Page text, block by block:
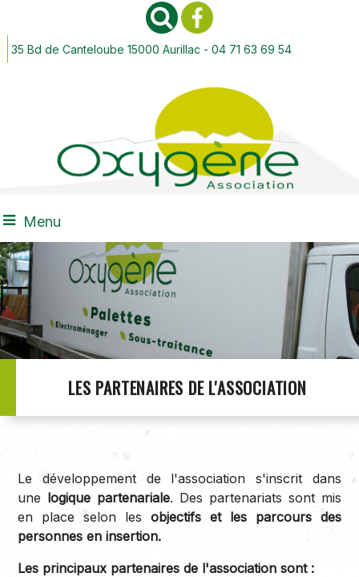
35 Bd de Canteloube 15000 Aurillac - 04 71 63 69 54
Menu
LES PARTENAIRES DE L'ASSOCIATION
Le développement de l'association s'inscrit dans
une logique partenariale. Des partenariats sont mis
en place selon les objectifs et les parcours des
personnes en insertion.
Les principaux partenaires de l'association sont :